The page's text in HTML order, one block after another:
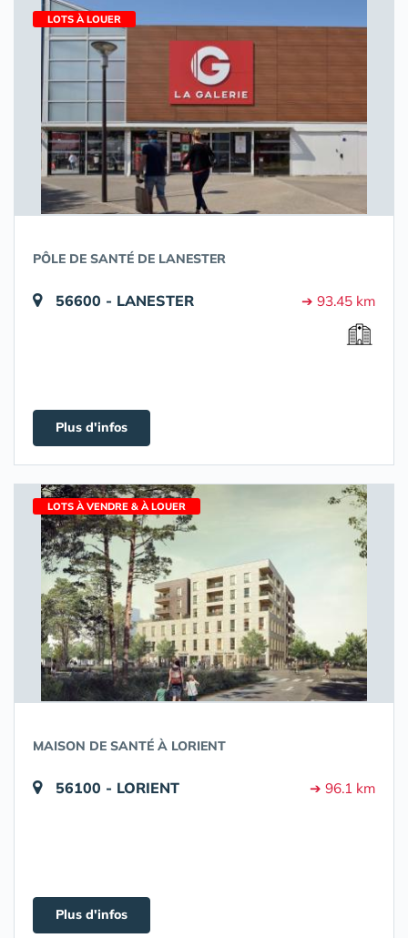
LOTS À LOUER
PÔLE DE SANTÉ DE LANESTER
56600 - LANESTER ➔ 93.45 km
Plus d'infos
LOTS À VENDRE & À LOUER
MAISON DE SANTÉ À LORIENT
56100 - LORIENT ➔ 96.1 km
Plus d'infos